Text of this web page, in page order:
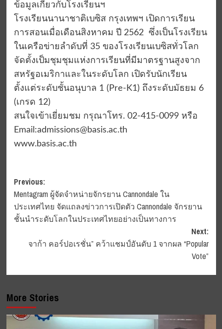
ข้อมูลเกี่ยวกับโรงเรียนฯ
โรงเรียนนานาชาติเบซิส กรุงเทพฯ เปิดการเรียน
การสอนเมื่อเดือนสิงหาคม ปี 2562 ซึ่งเป็นโรงเรียน
ในเครือข่ายลำดับที่ 35 ของโรงเรียนเบซิสทั่วโลก
จัดตั้งเป็มชุมชุมแห่งการเรียนที่มีมาตรฐานสูงจาก
สหรัฐอเมริกาและในระดับโลก เปิดรับนักเรียน
ตั้งแต่ระดับชั้นอนุบาล 1 (Pre-K1) ถึงระดับมัธยม 6
(เกรด 12)
สนใจเข้าเยี่ยมชม กรุณาโทร. 02-415-0099 หรือ
Email:admissions@basis.ac.th
www.basis.ac.th
Post
navigation
Previous:
Mentagram ผู้จัดจำหน่ายจักรยาน Cannondale ใน
ประเทศไทย จัดแถลงข่าวการเปิดตัว Cannondale จักรยาน
ชั้นนำระดับโลกในประเทศไทยอย่างเป็นทางการ
Next:
จาก้า คอร์ปอเรชั่น” คว้าแชมป์อันดับ 1 จากผล “Popular
Vote”
More Stories